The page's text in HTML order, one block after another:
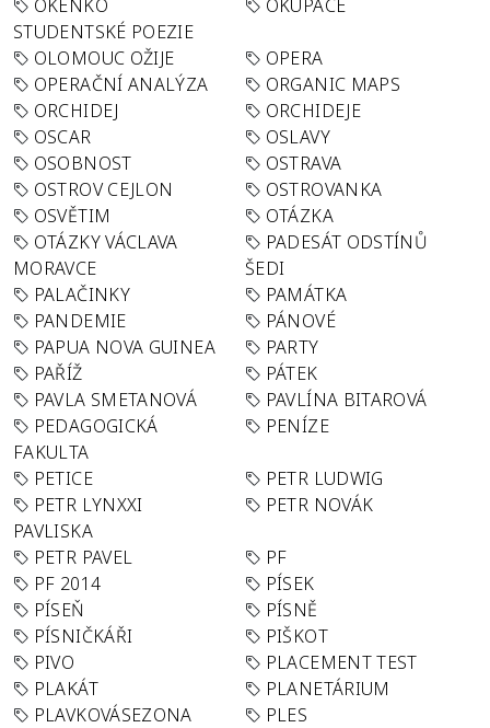
OKÉNKO
STUDENTSKÉ POEZIE
OKUPACE
OLOMOUC OŽIJE
OPERA
OPERAČNÍ ANALÝZA
ORGANIC MAPS
ORCHIDEJ
ORCHIDEJE
OSCAR
OSLAVY
OSOBNOST
OSTRAVA
OSTROV CEJLON
OSTROVANKA
OSVĚTIM
OTÁZKA
OTÁZKY VÁCLAVA
MORAVCE
PADESÁT ODSTÍNŮ
ŠEDI
PALAČINKY
PAMÁTKA
PANDEMIE
PÁNOVÉ
PAPUA NOVA GUINEA
PARTY
PAŘÍŽ
PÁTEK
PAVLA SMETANOVÁ
PAVLÍNA BITAROVÁ
PEDAGOGICKÁ
FAKULTA
PENÍZE
PETICE
PETR LUDWIG
PETR LYNXXI
PAVLISKA
PETR NOVÁK
PETR PAVEL
PF
PF 2014
PÍSEK
PÍSEŇ
PÍSNĚ
PÍSNIČKÁŘI
PIŠKOT
PIVO
PLACEMENT TEST
PLAKÁT
PLANETÁRIUM
PLAVKOVÁSEZONA
PLES